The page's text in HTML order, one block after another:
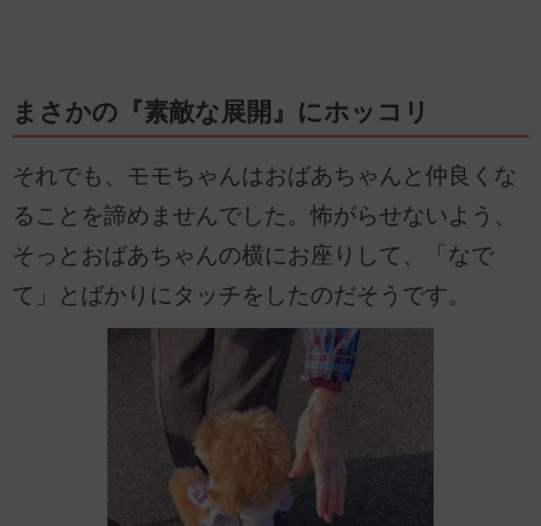
まさかの『素敵な展開』にホッコリ
それでも、モモちゃんはおばあちゃんと仲良くな
ることを諦めませんでした。怖がらせないよう、
そっとおばあちゃんの横にお座りして、「なで
て」とばかりにタッチをしたのだそうです。